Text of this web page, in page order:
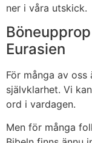
ner i våra utskick.
Eurasien
För många av
självklarhet. Vi
ord i vardagen.
Men för många